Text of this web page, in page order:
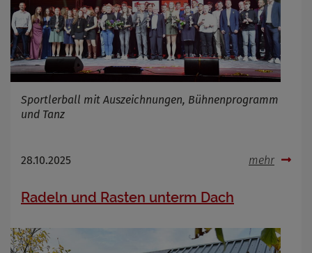
Sportlerball mit Auszeichnungen, Bühnenprogramm
und Tanz
28.10.2025 mehr
Radeln und Rasten unterm Dach